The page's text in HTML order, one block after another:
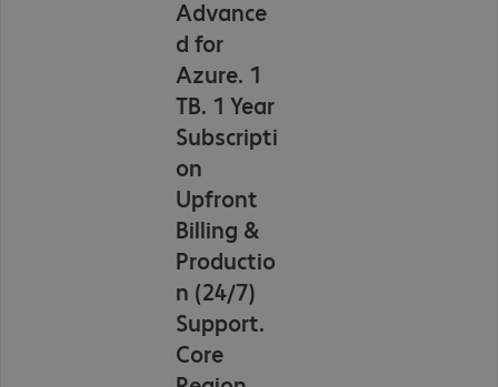
Advance
d for
Azure. 1
TB. 1 Year
Subscripti
on
Upfront
Billing &
Productio
n (24/7)
Support.
Core